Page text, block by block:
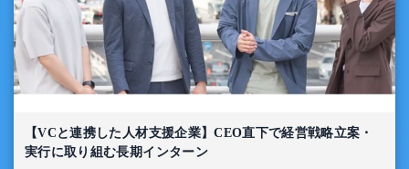
【VCと連携した人材支援企業】CEO直下で経営戦略立案・
実行に取り組む長期インターン